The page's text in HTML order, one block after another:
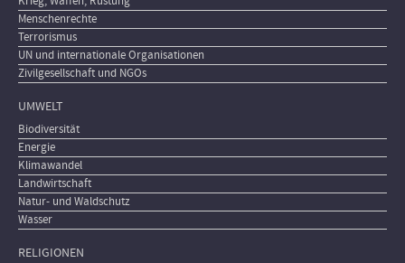
Menschenrechte
Terrorismus
UN und internationale Organisationen
Zivilgesellschaft und NGOs
UMWELT
Biodiversität
Energie
Klimawandel
Landwirtschaft
Natur- und Waldschutz
Wasser
RELIGIONEN